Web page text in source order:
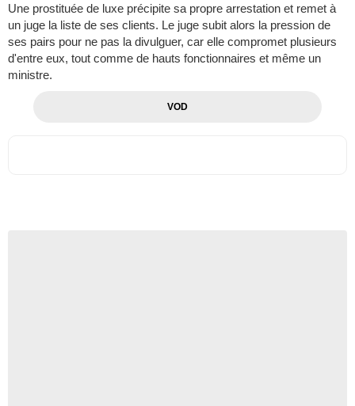
Une prostituée de luxe précipite sa propre arrestation et remet à
un juge la liste de ses clients. Le juge subit alors la pression de
ses pairs pour ne pas la divulguer, car elle compromet plusieurs
d'entre eux, tout comme de hauts fonctionnaires et même un
ministre.
VOD